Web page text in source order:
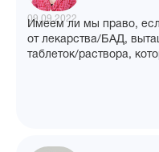
09.09.2022
Имеем ли мы право,
от лекарства/БАД,
таблеток/раствора,